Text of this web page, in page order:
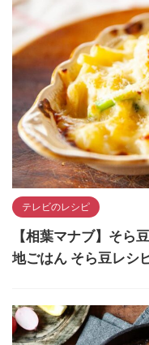
テレビのレシピ
【相葉マナブ】そら
地ごはん そら豆レシ